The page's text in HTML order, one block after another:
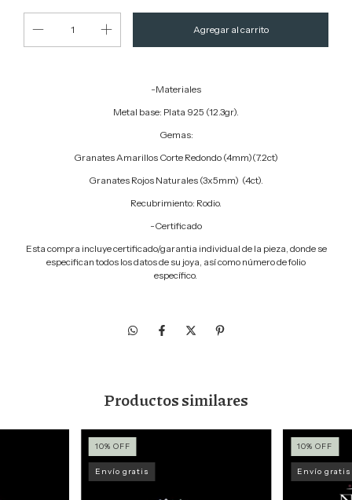
-Materiales
Metal base: Plata 925 (12.3gr).
Gemas:
Granates Amarillos Corte Redondo (4mm)(7.2ct)
Granates Rojos Naturales (3x5mm) (4ct).
Recubrimiento: Rodio.
-Certificado
Esta compra incluye certificado/garantia individual de la pieza, donde se
especifican todos los datos de su joya, así como número de folio
específico.
Productos similares
10% OFF
Envío gratis
10%OFF
Envío gratis